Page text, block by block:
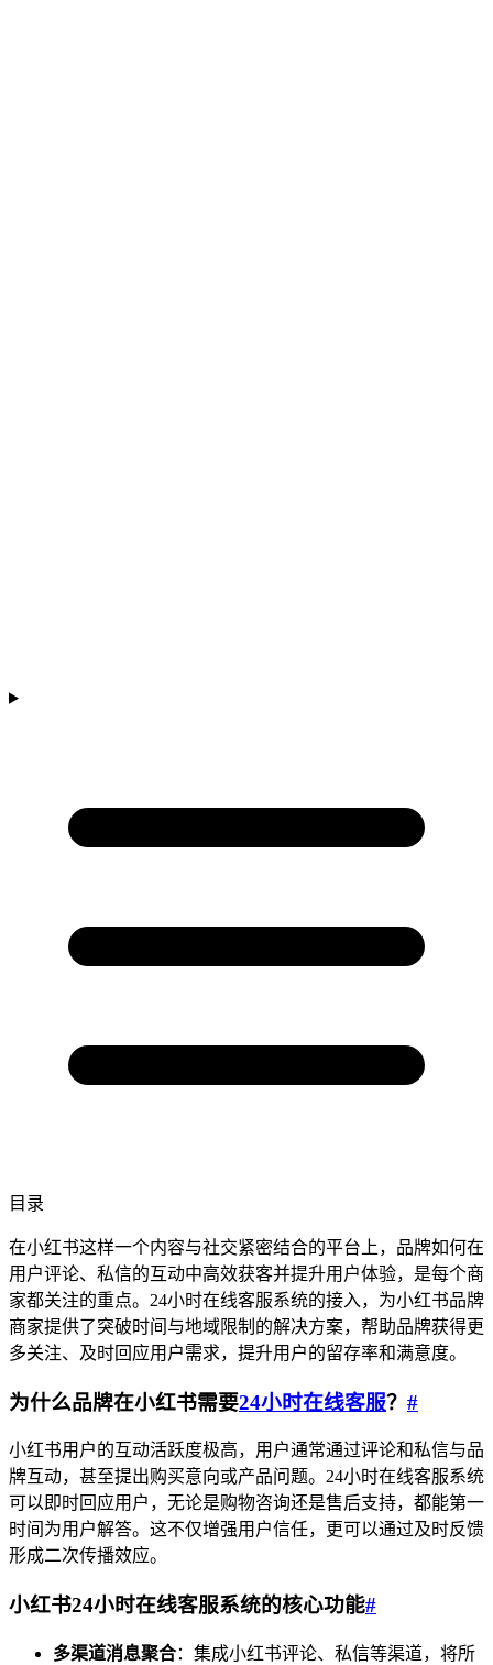
目录
在小红书这样一个内容与社交紧密结合的平台上，品牌如何在
用户评论、私信的互动中高效获客并提升用户体验，是每个商
家都关注的重点。24小时在线客服系统的接入，为小红书品牌
商家提供了突破时间与地域限制的解决方案，帮助品牌获得更
多关注、及时回应用户需求，提升用户的留存率和满意度。
为什么品牌在小红书需要24小时在线客服？ #
小红书用户的互动活跃度极高，用户通常通过评论和私信与品
牌互动，甚至提出购买意向或产品问题。24小时在线客服系统
可以即时回应用户，无论是购物咨询还是售后支持，都能第一
时间为用户解答。这不仅增强用户信任，更可以通过及时反馈
形成二次传播效应。
小红书24小时在线客服系统的核心功能#
多渠道消息聚合：集成小红书评论、私信等渠道，将所